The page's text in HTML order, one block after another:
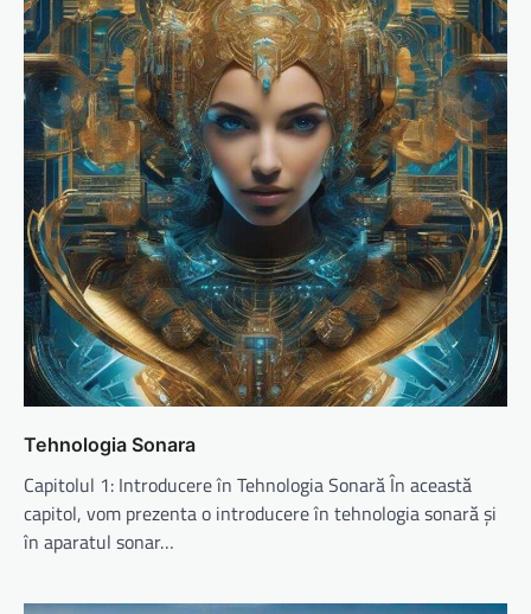
Tehnologia Sonara
Capitolul 1: Introducere în Tehnologia Sonară În această
capitol, vom prezenta o introducere în tehnologia sonară și
în aparatul sonar…